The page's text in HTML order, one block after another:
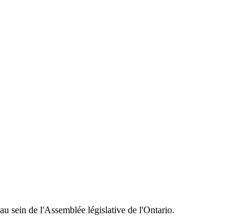
sein de l'Assemblée législative de l'Ontario.